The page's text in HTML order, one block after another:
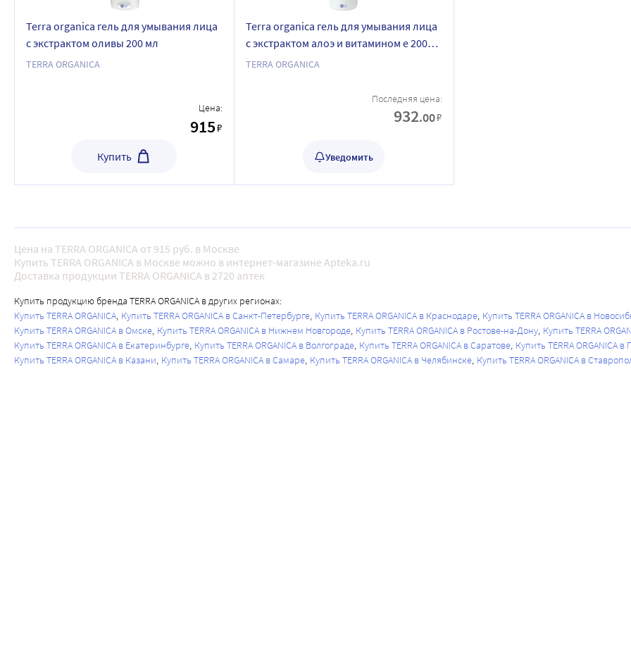
Terra organica гель для умывания лица
с экстрактом оливы 200 мл
TERRA ORGANICA
Цена:
915₽
Купить
Terra organica гель для умывания лица
с экстрактом алоэ и витамином е 200
мл
TERRA ORGANICA
Последняя цена:
932.00₽
Уведомить
Цена на TERRA ORGANICA от 915 руб. в Москве
Купить TERRA ORGANICA в Москве можно в интернет-магазине Apteka.ru
Доставка продукции TERRA ORGANICA в 2720 аптек
Купить продукцию бренда TERRA ORGANICA в других регионах:
Купить TERRA ORGANICA Купить TERRA ORGANICA в Санкт-Петербурге Купить TERRA ORGANICA в Краснодаре Купить TERRA ORGANICA в
Купить TERRA ORGANICA в Омске Купить TERRA ORGANICA в Нижнем Новгороде Купить TERRA ORGANICA в Ростове-на-Дону Купить TERRA
Купить TERRA ORGANICA в Екатеринбурге Купить TERRA ORGANICA в Волгограде Купить TERRA ORGANICA в Саратове Купить TERRA ORGANICA
Купить TERRA ORGANICA в Казани Купить TERRA ORGANICA в Самаре Купить TERRA ORGANICA в Челябинске Купить TERRA ORGANICA в